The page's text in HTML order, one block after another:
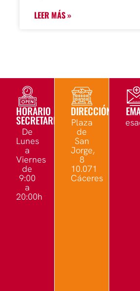
LEER MÁS »
HORARIO
SECRETARÍA
De
Lunes
a
Viernes
de
9:00
a
20:00h
DIRECCIÓN
Plaza
de
San
Jorge,
8
10.071
Cáceres